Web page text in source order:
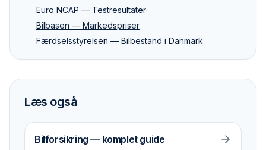
Euro NCAP — Testresultater
Bilbasen — Markedspriser
Færdselsstyrelsen — Bilbestand i Danmark
Læs også
Bilforsikring — komplet guide